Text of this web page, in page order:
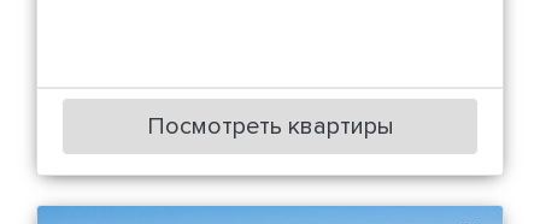
Посмотреть квартиры